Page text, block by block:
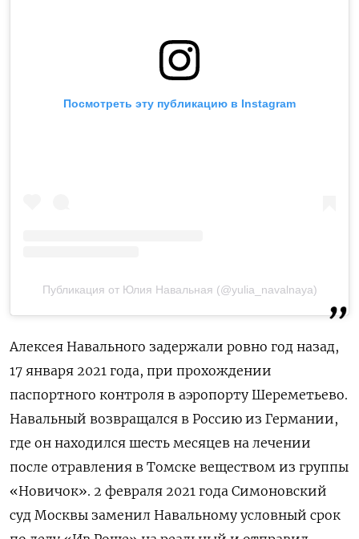
Посмотреть эту публикацию в Instagram
Публикация от Юлия Навальная (@yulia_navalnaya)
Алексея Навального задержали ровно год назад,
17 января 2021 года, при прохождении
паспортного контроля в аэропорту Шереметьево.
Навальный возвращался в Россию из Германии,
где он находился шесть месяцев на лечении
после отравления в Томске веществом из группы
«Новичок». 2 февраля 2021 года Симоновский
суд Москвы заменил Навальному условный срок